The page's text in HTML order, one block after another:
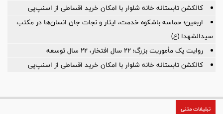
کالکشن تابستانه خانه شلوار با امکان خرید اقساطی از اسنپ‌پی
اربعین؛ حماسه باشکوه خدمت، ایثار و نجات جان انسان‌ها در مکتب
سیدالشهدا (ع)
روایت یک مأموریت بزرگ؛ ۲۲ سال افتخار، ۲۲ سال توسعه
کالکشن تابستانه خانه شلوار با امکان خرید اقساطی از اسنپ‌پی
تبلیغات متنی